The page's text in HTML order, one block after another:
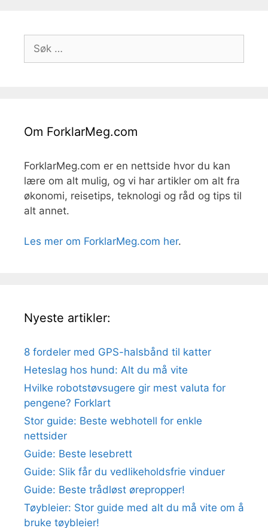
Søk
etter:
Om ForklarMeg.com
ForklarMeg.com er en nettside hvor du kan
lære om alt mulig, og vi har artikler om alt fra
økonomi, reisetips, teknologi og råd og tips til
alt annet.
Les mer om ForklarMeg.com her.
Nyeste artikler:
8 fordeler med GPS-halsbånd til katter
Heteslag hos hund: Alt du må vite
Hvilke robotstøvsugere gir mest valuta for
pengene? Forklart
Stor guide: Beste webhotell for enkle
nettsider
Guide: Beste lesebrett
Guide: Slik får du vedlikeholdsfrie vinduer
Guide: Beste trådløst ørepropper!
Tøybleier: Stor guide med alt du må vite om å
bruke tøybleier!